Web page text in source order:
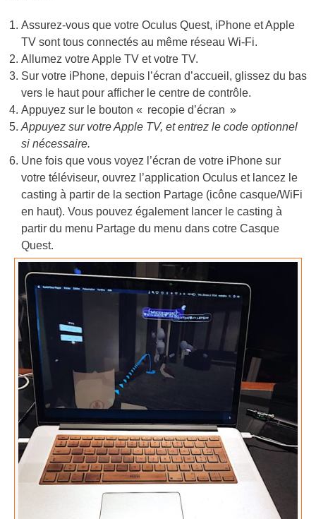
Assurez-vous que votre Oculus Quest, iPhone et Apple
TV sont tous connectés au même réseau Wi-Fi.
Allumez votre Apple TV et votre TV.
Sur votre iPhone, depuis l’écran d’accueil, glissez du bas
vers le haut pour afficher le centre de contrôle.
Appuyez sur le bouton « recopie d’écran »
Appuyez sur votre Apple TV, et entrez le code optionnel
si nécessaire.
Une fois que vous voyez l’écran de votre iPhone sur
votre téléviseur, ouvrez l’application Oculus et lancez le
casting à partir de la section Partage (icône casque/WiFi
en haut). Vous pouvez également lancer le casting à
partir du menu Partage du menu dans cotre Casque
Quest.